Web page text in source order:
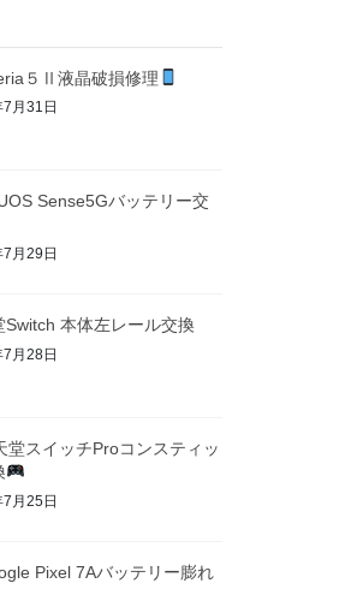
５Ⅱ液晶破損修理
月31日
Sense5Gバッテリー交
月29日
Switch 本体左レール交換
月28日
堂スイッチProコンスティッ
月25日
Pixel 7Aバッテリー膨れ